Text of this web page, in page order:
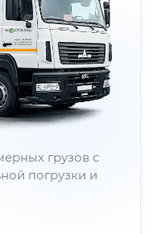
грузов с
погрузки и